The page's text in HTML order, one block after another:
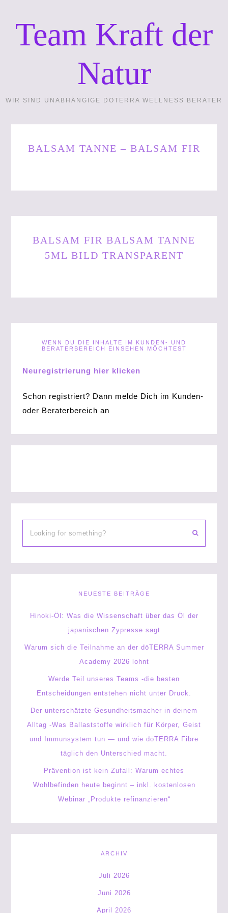
Team Kraft der
Natur
WIR SIND UNABHÄNGIGE DOTERRA WELLNESS BERATER
BALSAM TANNE – BALSAM FIR
BALSAM FIR BALSAM TANNE
5ML BILD TRANSPARENT
WENN DU DIE INHALTE IM KUNDEN- UND
BERATERBEREICH EINSEHEN MÖCHTEST
Neuregistrierung hier klicken
Schon registriert? Dann melde Dich im Kunden-
oder Beraterbereich an
NEUESTE BEITRÄGE
Hinoki-Öl: Was die Wissenschaft über das Öl der
japanischen Zypresse sagt
Warum sich die Teilnahme an der dōTERRA Summer
Academy 2026 lohnt
Werde Teil unseres Teams -die besten
Entscheidungen entstehen nicht unter Druck.
Der unterschätzte Gesundheitsmacher in deinem
Alltag -Was Ballaststoffe wirklich für Körper, Geist
und Immunsystem tun — und wie dōTERRA Fibre
täglich den Unterschied macht.
Prävention ist kein Zufall: Warum echtes
Wohlbefinden heute beginnt – inkl. kostenlosen
Webinar „Produkte refinanzieren“
ARCHIV
Juli 2026
Juni 2026
April 2026